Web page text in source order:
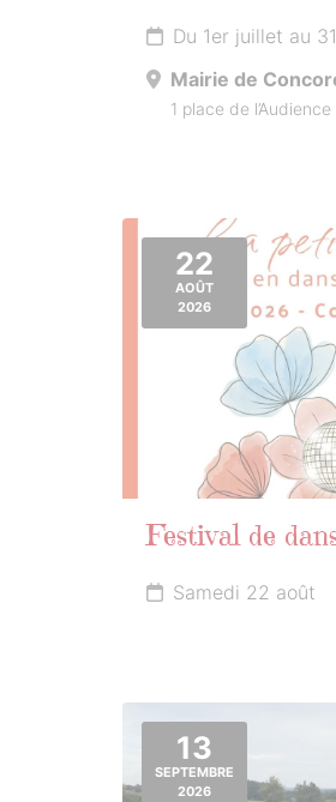
Du 1er juillet au
Mairie de
1 place de l’Audience
22
AOÛT
2026
Festival de
Samedi 22 août
13
SEPTEMBRE
2026